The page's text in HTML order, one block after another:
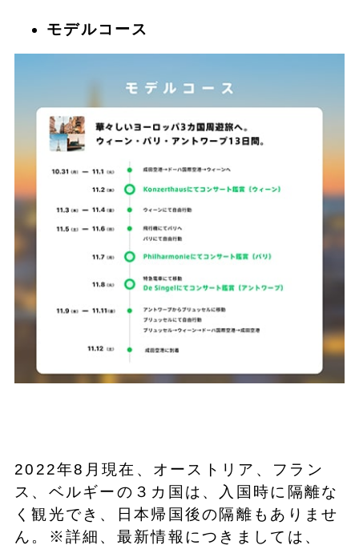
モデルコース
2022年8月現在、オーストリア、フラン
ス、ベルギーの３カ国は、入国時に隔離な
く観光でき、日本帰国後の隔離もありませ
ん。※詳細、最新情報につきましては、